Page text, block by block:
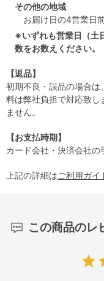
その他の地域
お届け日の4営業日
※いずれも営業日（土
数をお数えください。
【返品】
初期不良・誤品の場合は
料は弊社負担で対応致し
ません。
【お支払時期】
カード会社・決済会社の
上記の詳細はご利用ガイ
この商品のレ